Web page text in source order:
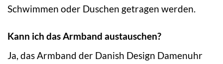
Schwimmen oder Duschen getragen werden.
Kann ich das Armband austauschen?
Ja, das Armband der Danish Design Damenuhr